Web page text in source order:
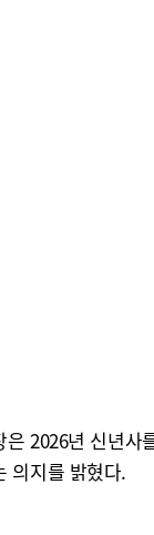
2026년 신년
의지를 밝혔다.